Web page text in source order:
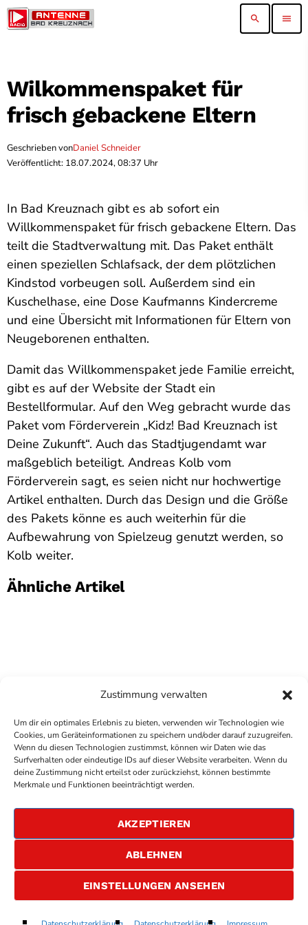
Zustimmung verwalten
Um dir ein optimales Erlebnis zu bieten, verwenden wir Technologien wie
Cookies, um Geräteinformationen zu speichern und/oder darauf zuzugreifen.
Wenn du diesen Technologien zustimmst, können wir Daten wie das
Surfverhalten oder eindeutige IDs auf dieser Website verarbeiten. Wenn du
deine Zustimmung nicht erteilst oder zurückziehst, können bestimmte
Merkmale und Funktionen beeinträchtigt werden.
AKZEPTIEREN
ABLEHNEN
EINSTELLUNGEN ANSEHEN
My Universe
search menu
Wilkommenspaket für
frisch gebackene Eltern
Geschrieben vonDaniel Schneider
Veröffentlicht: 18.07.2024, 08:37 Uhr
In Bad Kreuznach gibt es ab sofort ein
Willkommenspaket für frisch gebackene Eltern. Das
teilt die Stadtverwaltung mit. Das Paket enthält
einen speziellen Schlafsack, der dem plötzlichen
Kindstod vorbeugen soll. Außerdem sind ein
Kuschelhase, eine Dose Kaufmanns Kindercreme
und eine Übersicht mit Informationen für Eltern von
Neugeborenen enthalten.
Damit das Willkommenspaket jede Familie erreicht,
gibt es auf der Website der Stadt ein
Bestellformular. Auf den Weg gebracht wurde das
Paket vom Förderverein „Kidz! Bad Kreuznach ist
Deine Zukunft“. Auch das Stadtjugendamt war
maßgeblich beteiligt. Andreas Kolb vom
Förderverein sagt, es seien nicht nur hochwertige
Artikel enthalten. Durch das Design und die Größe
des Pakets könne es auch weiterhin für die
Aufbewahrung von Spielzeug genutzt werden, so
Kolb weiter.
Ähnliche Artikel
COPYRIGHTANTENNE BAD KREUZNACH
DATENSCHUTZERKLÄRUNG
ALLGEMEINE GESCHÄFTSBEDINGUNGEN
GEWINNSPIELBEDINGUNGEN